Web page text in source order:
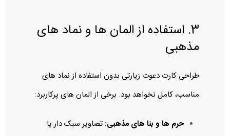
3. استفاده از المان‌ ها و نماد های
مذهبی
طراحی کارت دعوت زیارتی بدون استفاده از نماد های
مناسب، کامل نخواهد بود. برخی از المان‌ های پرکاربرد:
حرم‌ ها و بنا های مذهبی: تصاویر سبک‌ دار یا